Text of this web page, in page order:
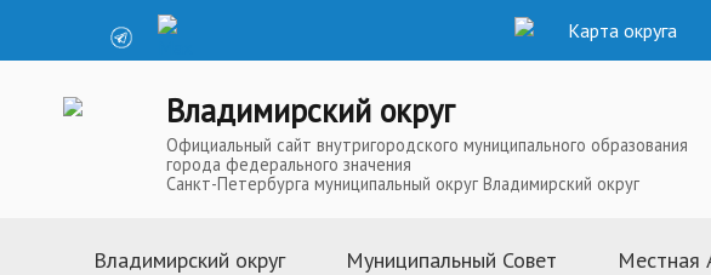
Карта округа
Владимирский округ
Официальный сайт внутригородского муниципального образования
города федерального значения
Санкт-Петербурга муниципальный округ Владимирский округ
Владимирский округ Муниципальный Совет Местная